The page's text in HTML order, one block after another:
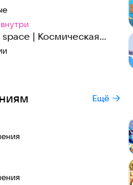
внутри
| Космическая
Ещё